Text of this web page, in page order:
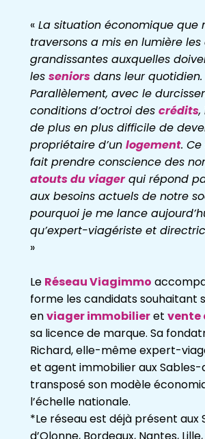
« La situation économique que
traversons a mis en lumière
grandissantes auxquelles
les seniors dans leur quotidien.
Parallèlement, avec le
conditions d’octroi des crédits,
de plus en plus difficile de
propriétaire d’un logement.
fait prendre conscience des
atouts du viagerqui répond
aux besoins actuels de notre
pourquoi je me lance
qu’expert-viagériste et
»
Le Réseau Viagimmo
forme les candidats souhaitant
enviager immobilieret vente
sa licence de marque. Sa
Richard, elle-même expert-
et agent immobilier aux Sables-
transposé son modèle
l’échelle nationale.
*Le réseau est déjà présent aux